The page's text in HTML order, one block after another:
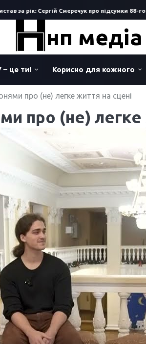
рік: Сергій Смеречук про підсумки 88-го
нп медіа
– це ти! Корисно для кожного
про (не) легке життя на сцені
про (не) легке